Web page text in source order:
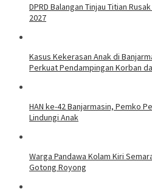
DPRD Balangan Tinjau Titian
2027
Kasus Kekerasan Anak di
Perkuat Pendampingan Korban
HAN ke-42 Banjarmasin, Pemko
Lindungi Anak
Warga Pandawa Kolam Kiri
Gotong Royong